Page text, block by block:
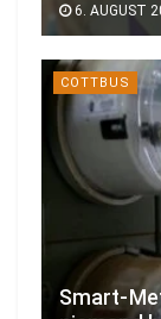
6. AUGUST
COTTBUS
Smart-